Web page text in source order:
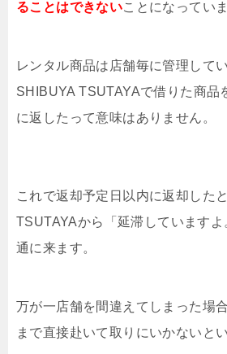
ることはできないことになっていま
レンタル商品は店舗毎に管理して
SHIBUYA TSUTAYAで借りた商品
に返したって意味はありません。
これで返却予定日以内に返却した
TSUTAYAから「延滞しています
通に来ます。
万が一店舗を間違えてしまった場
まで直接赴いて取りにいかないと